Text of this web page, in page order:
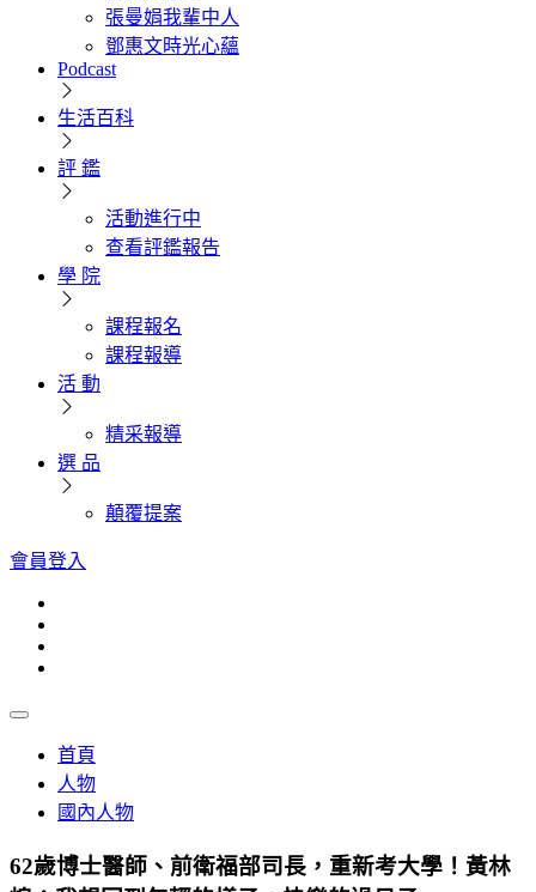
張曼娟我輩中人
鄧惠文時光心蘊
Podcast
生活百科
評 鑑
活動進行中
查看評鑑報告
學 院
課程報名
課程報導
活 動
精采報導
選 品
顛覆提案
會員登入
首頁
人物
國內人物
62歲博士醫師、前衛福部司長，重新考大學！黃林